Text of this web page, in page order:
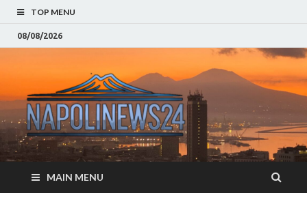
TOP MENU
08/08/2026
–
Napoli
Notizie sulla citta di
Napoli e Campania
Eventi, Sport
MAIN MENU